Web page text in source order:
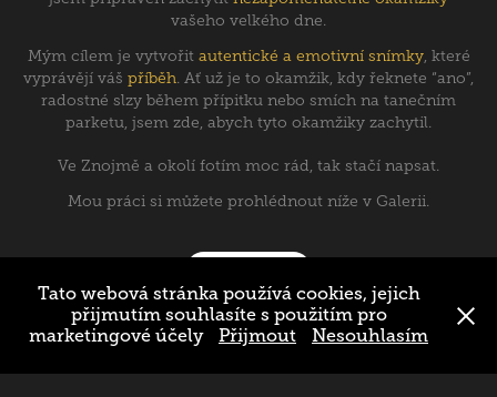
vašeho velkého dne.
Mým cílem je vytvořit autentické a emotivní snímky, které
vyprávějí váš příběh . Ať už je to okamžik, kdy řeknete “ano”,
radostné slzy během přípitku nebo smích na tanečním
parketu, jsem zde, abych tyto okamžiky zachytil.
Ve Znojmě a okolí fotím moc rád, tak stačí napsat.
Mou práci si můžete prohlédnout níže v Galerii.​​​​​​
CENÍK SLUŽEB
NĚCO O MNĚ
Tato webová stránka používá cookies, jejich
přijmutím souhlasíte s použitím pro
marketingové účely
Přijmout Nesouhlasím